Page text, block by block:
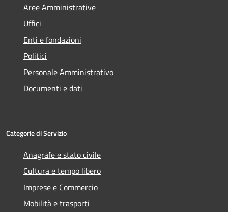
Aree Amministrative
Uffici
Enti e fondazioni
Politici
Personale Amministrativo
Documenti e dati
Categorie di Servizio
Anagrafe e stato civile
Cultura e tempo libero
Imprese e Commercio
Mobilità e trasporti